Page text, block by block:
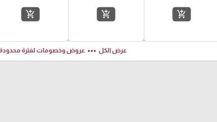
add_shopping_cart
add_shopping_cart
add_shopping_cart
عرض الكل more_horiz عروض وخصومات لفترة